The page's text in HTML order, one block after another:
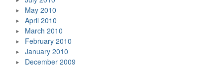
May 2010
April 2010
March 2010
February 2010
January 2010
December 2009